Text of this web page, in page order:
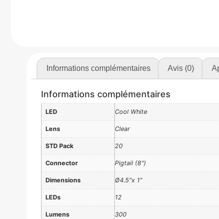
Informations complémentaires Avis (0)
Informations complémentaires
LED Cool White
Lens Clear
STD Pack 20
Connector Pigtail (8")
Dimensions Ø4.5"x 1"
LEDs 12
Lumens 300